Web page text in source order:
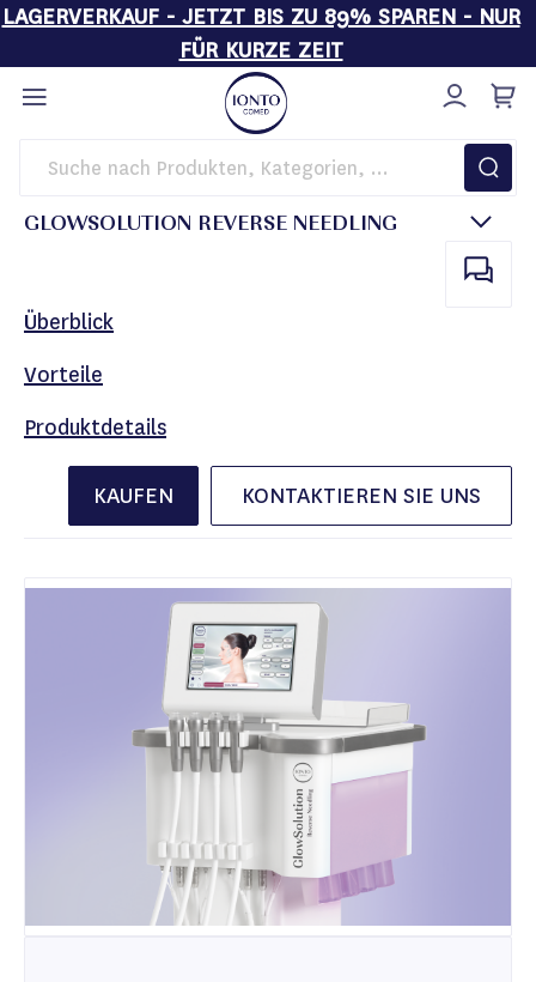
LAGERVERKAUF - JETZT BIS ZU 89% SPAREN - NUR
FÜR KURZE ZEIT
Direkt
zum
Inhalt
Startseite Kosmetikgeräte GlowSolution Reverse Needling
GLOWSOLUTION REVERSE NEEDLING
Überblick
Vorteile
Produktdetails
KAUFEN KONTAKTIEREN SIE UNS